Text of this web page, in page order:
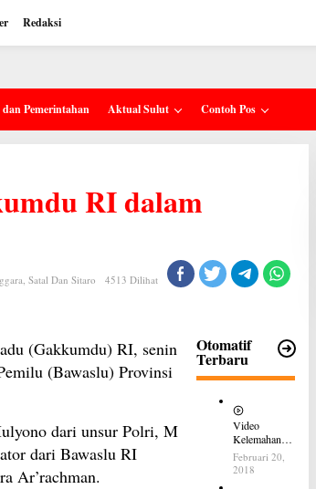
Redaksi
Pemerintahan Aktual Sulut Contoh Pos
RI dalam
, Satal Dan Sitaro 4513 Dilihat
(Gakkumdu) RI, senin
(Bawaslu) Provinsi
dari unsur Polri, M
dari Bawaslu RI
Ar’rachman.
Otomatif
Terbaru
Video
Kelemahan
dan
Kelebihan All
Februari 20,
2018